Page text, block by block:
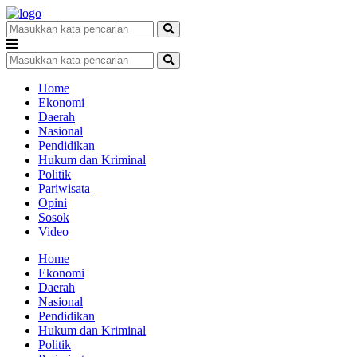
Home
Ekonomi
Daerah
Nasional
Pendidikan
Hukum dan Kriminal
Politik
Pariwisata
Opini
Sosok
Video
Home
Ekonomi
Daerah
Nasional
Pendidikan
Hukum dan Kriminal
Politik